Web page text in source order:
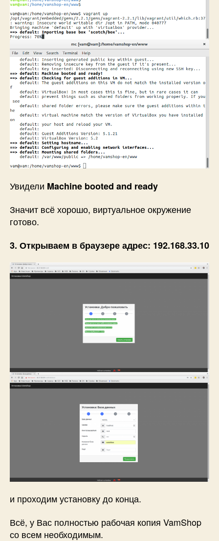
Увидели Machine booted and ready
Значит всё хорошо, виртуальное окружение
готово.
3. Открываем в браузере адрес: 192.168.33.10
и проходим установку до конца.
Всё, у Вас полностью рабочая копия VamShop
со всем необходимым.